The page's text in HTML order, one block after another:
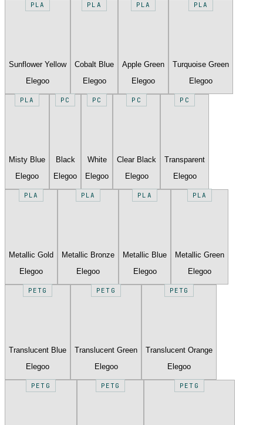
PLA
Sunflower Yellow
Elegoo
PLA
Cobalt Blue
Elegoo
PLA
Apple Green
Elegoo
PLA
Turquoise Green
Elegoo
PLA
Misty Blue
Elegoo
PC
Black
Elegoo
PC
White
Elegoo
PC
Clear Black
Elegoo
PC
Transparent
Elegoo
PLA
Metallic Gold
Elegoo
PLA
Metallic Bronze
Elegoo
PLA
Metallic Blue
Elegoo
PLA
Metallic Green
Elegoo
PETG
Translucent Blue
Elegoo
PETG
Translucent Green
Elegoo
PETG
Translucent Orange
Elegoo
PETG PETG PETG